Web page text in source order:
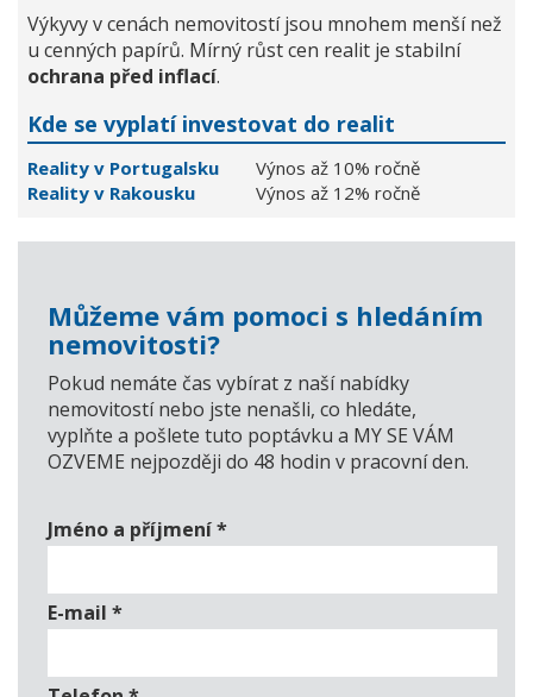
Výkyvy v cenách nemovitostí jsou mnohem menší než
u cenných papírů. Mírný růst cen realit je stabilní
ochrana před inflací.
Kde se vyplatí investovat do realit
Reality v Portugalsku
Výnos až 10% ročně
Reality v Rakousku
Výnos až 12% ročně
Můžeme vám pomoci s hledáním
nemovitosti?
Pokud nemáte čas vybírat z naší nabídky
nemovitostí nebo jste nenašli, co hledáte,
vyplňte a pošlete tuto poptávku a MY SE VÁM
OZVEME nejpozději do 48 hodin v pracovní den.
Jméno a příjmení*
E-mail *